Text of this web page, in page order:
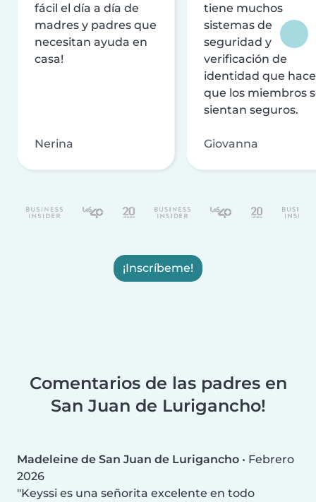
fácil el día a día de
madres y padres que
necesitan ayuda en
casa!
Nerina
tiene muchos
sistemas de
seguridad y
verificación de
identidad que
que los miembros
sientan seguros.
Giovanna
¡Inscríbeme!
Comentarios de las padres en
San Juan de Lurigancho!
Madeleine de San Juan de Lurigancho • Febrero
2026
Keyssi es una señorita excelente en todo